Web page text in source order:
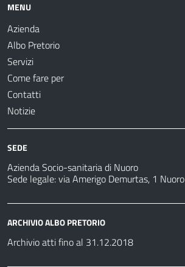
MENU
Azienda
Albo Pretorio
Servizi
Come fare per
Contatti
Notizie
SEDE
Azienda Socio-sanitaria di Nuoro
Sede legale: via Amerigo Demurtas, 1 Nuoro
ARCHIVIO ALBO PRETORIO
Archivio atti fino al 31.12.2018